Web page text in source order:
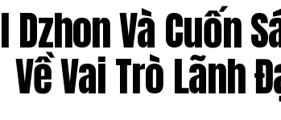
Và Cuốn
Về Vai Trò Lãnh